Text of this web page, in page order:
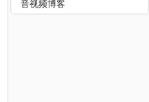
音视频博客